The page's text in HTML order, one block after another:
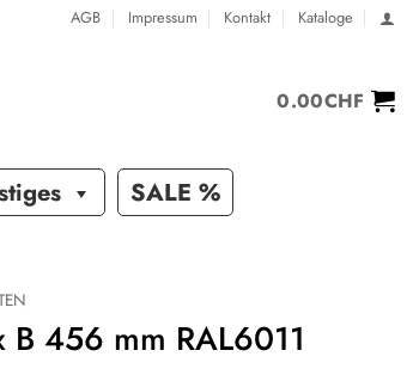
AGB Impressum Kontakt Kataloge
0.00CHF
SALE %
456 mm RAL6011